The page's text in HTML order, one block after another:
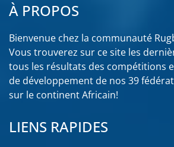
À PROPOS
Bienvenue chez la communauté
Vous trouverez sur ce site les
tous les résultats des compétitions
de développement de nos 39
sur le continent Africain!
LIENS RAPIDES